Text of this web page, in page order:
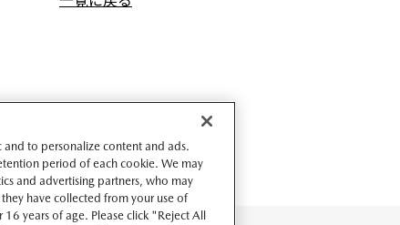
to personalize content and ads.
period of each cookie. We may
and advertising partners, who may
have collected from your use of
years of age. Please click "Reject All